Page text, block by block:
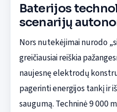
Baterijos
scenarijų
Nors nutekėjimai nurodo
greičiausiai reiškia
naujesnę elektrodų
pagerinti energijos tankį ir
saugumą. Techninė 9 000